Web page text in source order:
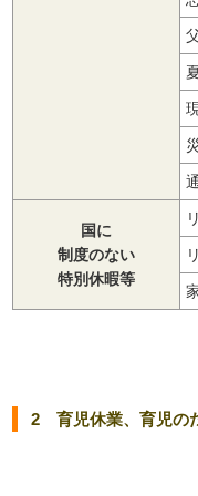
国に
制度のない
特別休暇等
2 育児休業、育児の
※括